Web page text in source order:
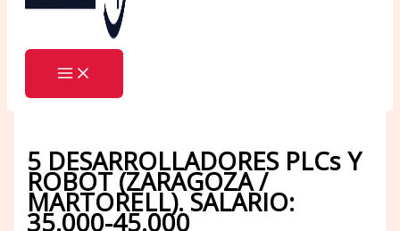
5 DESARROLLADORES PLCs Y
ROBOT (ZARAGOZA /
MARTORELL). SALARIO:
35.000-45.000